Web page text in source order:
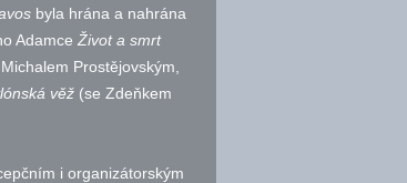
byla hrána a nahrána
Adamce Život a smrt
Prostějovským,
věž (se Zdeňkem
i organizátorským